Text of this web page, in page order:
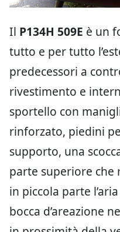
Il P134H 509E è un
tutto e per tutto
predecessori a
rivestimento e
sportello con
rinforzato, piedini
supporto, una
parte superiore che
in piccola parte
bocca d’areazione